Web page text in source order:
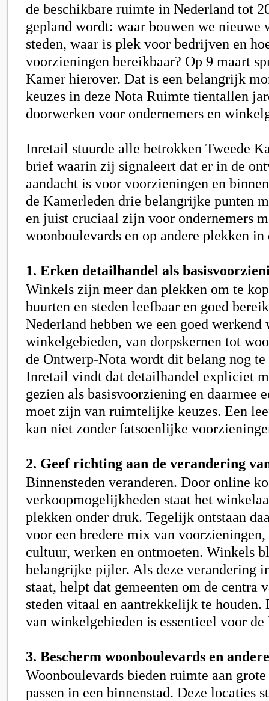
de beschikbare ruimte in Nederland tot
gepland wordt: waar bouwen we nieuwe
steden, waar is plek voor bedrijven en
voorzieningen bereikbaar? Op 9 maart
Kamer hierover. Dat is een belangrijk
keuzes in deze Nota Ruimte tientallen
doorwerken voor ondernemers en
Inretail stuurde alle betrokken Tweede
brief waarin zij signaleert dat er in de
aandacht is voor voorzieningen en
de Kamerleden drie belangrijke punten
en juist cruciaal zijn voor ondernemers
woonboulevards en op andere plekken
1. Erken detailhandel als
Winkels zijn meer dan plekken om te
buurten en steden leefbaar en goed
Nederland hebben we een goed werkend
winkelgebieden, van dorpskernen tot
de Ontwerp-Nota wordt dit belang nog
Inretail vindt dat detailhandel expliciet
gezien als basisvoorziening en daarmee
moet zijn van ruimtelijke keuzes. Een
kan niet zonder fatsoenlijke
2. Geef richting aan de verandering
Binnensteden veranderen. Door online
verkoopmogelijkheden staat het
plekken onder druk. Tegelijk ontstaan
voor een bredere mix van voorzieningen,
cultuur, werken en ontmoeten. Winkels
belangrijke pijler. Als deze verandering
staat, helpt dat gemeenten om de centra
steden vitaal en aantrekkelijk te houden.
van winkelgebieden is essentieel voor
3. Bescherm woonboulevards en
Woonboulevards bieden ruimte aan
passen in een binnenstad. Deze locaties